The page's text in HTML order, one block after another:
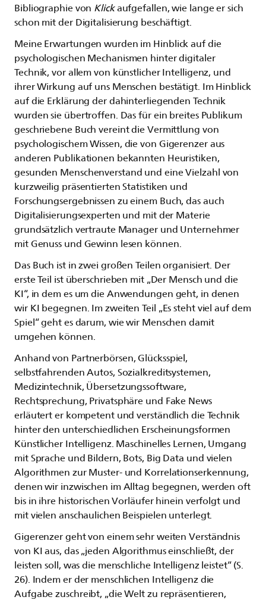
Bibliographie von Klickaufgefallen, wie lange er sich
schon mit der Digitalisierung beschäftigt.
Meine Erwartungen wurden im Hinblick auf die
psychologischen Mechanismen hinter digitaler
Technik, vor allem von künstlicher Intelligenz, und
ihrer Wirkung auf uns Menschen bestätigt. Im Hinblick
auf die Erklärung der dahinterliegenden Technik
wurden sie übertroffen. Das für ein breites Publikum
geschriebene Buch vereint die Vermittlung von
psychologischem Wissen, die von Gigerenzer aus
anderen Publikationen bekannten Heuristiken,
gesunden Menschenverstand und eine Vielzahl von
kurzweilig präsentierten Statistiken und
Forschungsergebnissen zu einem Buch, das auch
Digitalisierungsexperten und mit der Materie
grundsätzlich vertraute Manager und Unternehmer
mit Genuss und Gewinn lesen können.
Das Buch ist in zwei großen Teilen organisiert. Der
erste Teil ist überschrieben mit „Der Mensch und die
KI“, in dem es um die Anwendungen geht, in denen
wir KI begegnen. Im zweiten Teil „Es steht viel auf dem
Spiel“ geht es darum, wie wir Menschen damit
umgehen können.
Anhand von Partnerbörsen, Glücksspiel,
selbstfahrenden Autos, Sozialkreditsystemen,
Medizintechnik, Übersetzungssoftware,
Rechtsprechung, Privatsphäre und Fake News
erläutert er kompetent und verständlich die Technik
hinter den unterschiedlichen Erscheinungsformen
Künstlicher Intelligenz. Maschinelles Lernen, Umgang
mit Sprache und Bildern, Bots, Big Data und vielen
Algorithmen zur Muster- und Korrelationserkennung,
denen wir inzwischen im Alltag begegnen, werden oft
bis in ihre historischen Vorläufer hinein verfolgt und
mit vielen anschaulichen Beispielen unterlegt.
Gigerenzer geht von einem sehr weiten Verständnis
von KI aus, das „jeden Algorithmus einschließt, der
leisten soll, was die menschliche Intelligenz leistet“ (S.
26). Indem er der menschlichen Intelligenz die
Aufgabe zuschreibt, „die Welt zu repräsentieren,